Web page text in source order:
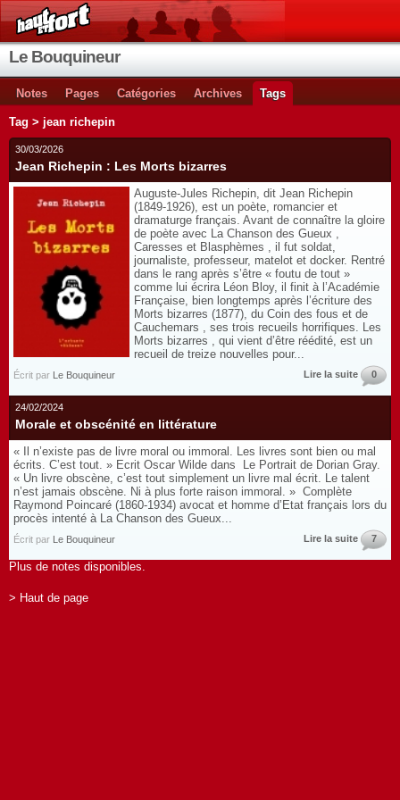
Le Bouquineur
Notes Pages Catégories Archives Tags
Tag > jean richepin
30/03/2026
Jean Richepin : Les Morts bizarres
Auguste-Jules Richepin, dit Jean Richepin
(1849-1926), est un poète, romancier et
dramaturge français. Avant de connaître la gloire
de poète avec La Chanson des Gueux ,
Caresses et Blasphèmes , il fut soldat,
journaliste, professeur, matelot et docker. Rentré
dans le rang après s’être « foutu de tout »
comme lui écrira Léon Bloy, il finit à l’Académie
Française, bien longtemps après l’écriture des
Morts bizarres (1877), du Coin des fous et de
Cauchemars , ses trois recueils horrifiques. Les
Morts bizarres , qui vient d’être réédité, est un
recueil de treize nouvelles pour...
Écrit par Le Bouquineur Lire la suite 0
24/02/2024
Morale et obscénité en littérature
« Il n’existe pas de livre moral ou immoral. Les livres sont bien ou mal
écrits. C’est tout. » Ecrit Oscar Wilde dans Le Portrait de Dorian Gray.
« Un livre obscène, c’est tout simplement un livre mal écrit. Le talent
n’est jamais obscène. Ni à plus forte raison immoral. » Complète
Raymond Poincaré (1860-1934) avocat et homme d’Etat français lors du
procès intenté à La Chanson des Gueux...
Écrit par Le Bouquineur Lire la suite 7
Plus de notes disponibles.
> Haut de page